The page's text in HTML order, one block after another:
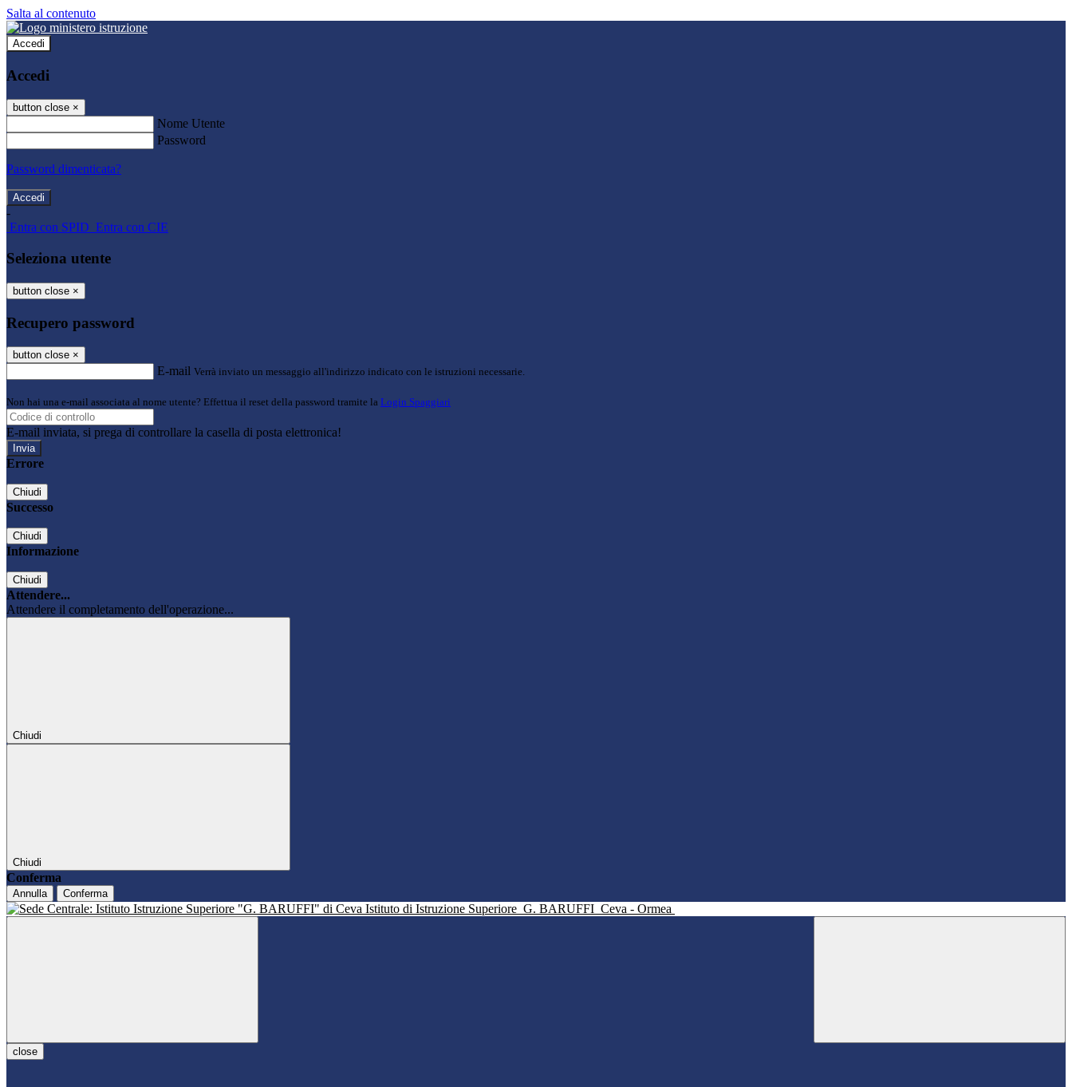
Salta al contenuto
Accedi
Accedi
button close ×
Nome Utente
Password
Password dimenticata?
-
Entra con SPID Entra con CIE
Seleziona utente
button close ×
Recupero password
button close ×
E-mail Verrà inviato un messaggio all'indirizzo indicato con le istruzioni necessarie.
Non hai una e-mail associata al nome utente? Effettua il reset della password tramite la Login Spaggiari
E-mail inviata, si prega di controllare la casella di posta elettronica!
Errore
Chiudi
Successo
Chiudi
Informazione
Chiudi
Attendere...
Attendere il completamento dell'operazione...
Chiudi
Chiudi
Conferma
Annulla Conferma
Istituto di Istruzione Superiore G. BARUFFI Ceva - Ormea
close